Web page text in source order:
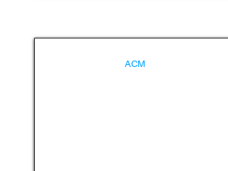
ACM